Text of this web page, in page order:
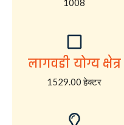
1008
लागवडी योग्य क्षेत्र
1529.00 हेक्टर